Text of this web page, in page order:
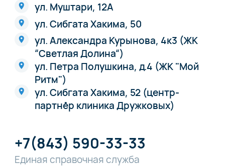
ул. Муштари, 12А
ул. Сибгата Хакима, 50
ул. Александра Курынова, 4к3 (ЖК
“Светлая Долина“)
ул. Петра Полушкина, д.4 (ЖК "Мой
Ритм")
ул. Сибгата Хакима, 52 (центр-
партнёр клиника Дружковых)
+7(843) 590-33-33
Единая справочная служба